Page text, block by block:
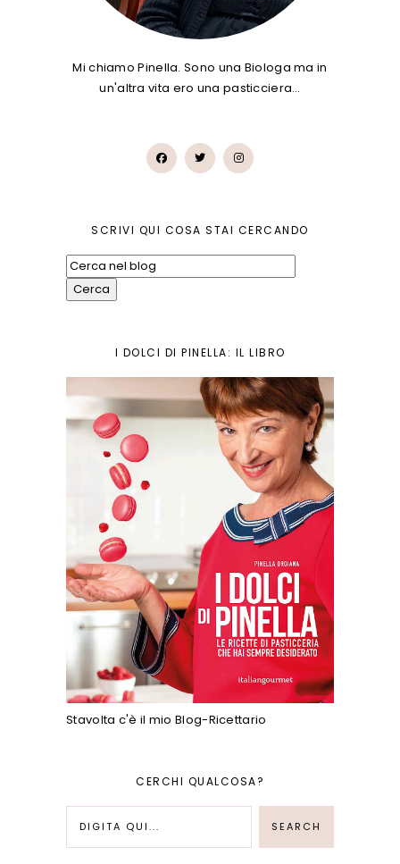
Mi chiamo Pinella. Sono una Biologa ma in
un'altra vita ero una pasticciera…
SCRIVI QUI COSA STAI CERCANDO
I DOLCI DI PINELLA: IL LIBRO
Stavolta c'è il mio Blog-Ricettario
CERCHI QUALCOSA?